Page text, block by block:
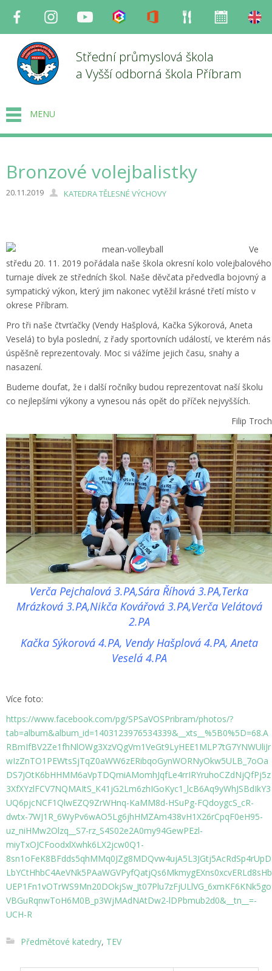
Facebook InstagramYoutube Bakaláři Office Strava
Střední průmyslová škola
a Vyšší odborná škola Příbram
MENU
Bronzové volejbalistky
20.11.2019 KATEDRA TĚLESNÉ VÝCHOVY
Ve
středu 20. 11. 2019 pořádala naše škola okresní kolo volejbalového
turnaje dívek ze středních škol. Naše děvčata předvedla bojovný a
sympatický výkon, který jim nakonec vytěžil krásné třetí místo v
okrese Příbram.
Pro tři naše čtvrťačky (Vendy Hašplová, Kačka Sýkorová, Aneta
Veselá) to byla poslední, z řady sportovních událostí, ve kterém nás
úspěšně reprezentovaly. Moc si vážíme jejich času, snahy a
nasazení.
Budeme doufat, že i další ročníky budou reprezentovat naší školu
co nejlepšími výkony a vynesou nás opět do příček nejvyšších.
Filip Troch
Verča Pejchalová 3.PA,Sára Říhová 3.PA,Terka
Mrázková 3.PA,Nikča Kovářová 3.PA,Verča Velátová
2.PA
Kačka Sýkorová 4.PA, Vendy Hašplová 4.PA, Aneta
Veselá 4.PA
Více foto:
https://www.facebook.com/pg/SPSaVOSPribram/photos/?
tab=album&album_id=1403123976534339&__xts__%5B0%5D=68.A
RBmIfBV2Ze1fhNlOWg3XzVQgVm1VeGt9LyHEE1MLP7tG7YNWUliJr
wIzZnTO1PEWtsSjTqZ0aWW6zERibqoGynWORNyOkw5ULB_7oOa
DS7jOtK6bHHMM6aVpTDQmiAMomhJqfLe4rrIRYruhoCZdNjQfPj5z
3XfXYzlFCV7NQMAItS_K41jG2Lm6zhIGoKyc1_lcB6Aq9yWhJSBdIkY3
UQ6pjcNCF1QlwEZQ9ZrWHnq-KaMM8d-HSuPg-FQdoygcS_cR-
dwtx-7WJ1R_6WyPv6wAO5Lg6jhHMZAm438vH1X26rCpqF0eH95-
uz_niHMw2Olzq__S7-rz_S4S02e2A0my94GewPEzl-
miyTxOJCFoodxlXwhk6LX2jcw0Q1-
8sn1oFeK8BFdds5qhMMq0JZg8MDQvw4ujA5L3JGtj5AcRdSp4rUpD
LbYCtHhbC4AeVNk5PAaWGVPyfQatjQs6MkmygEXns0xcvERLd8sHb
UEP1Fn1vOTrWS9Mn20DOkjSw_Jt07Plu7zFjULlVG_6xmKF6KNk5go
VBGuRqnwToH6M0B_p3WjMAdNAtDw2-lDPbmub2d0&__tn__=-
UCH-R
Předmětové katedry, TEV